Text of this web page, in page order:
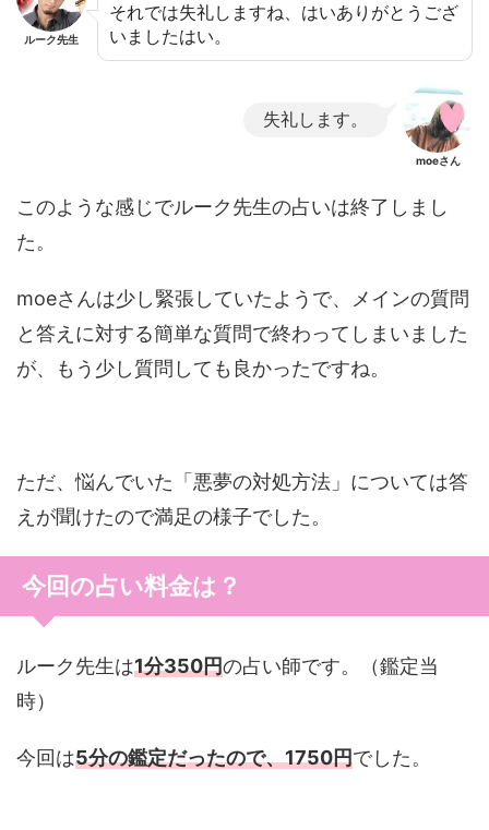
ルーク先生
それでは失礼しますね、はいありがとうござ
いましたはい。
失礼します。
moeさん
このような感じでルーク先生の占いは終了しまし
た。
moeさんは少し緊張していたようで、メインの質問
と答えに対する簡単な質問で終わってしまいました
が、もう少し質問しても良かったですね。
ただ、悩んでいた「悪夢の対処方法」については答
えが聞けたので満足の様子でした。
今回の占い料金は？
ルーク先生は1分350円の占い師です。（鑑定当
時）
今回は5分の鑑定だったので、1750円でした。